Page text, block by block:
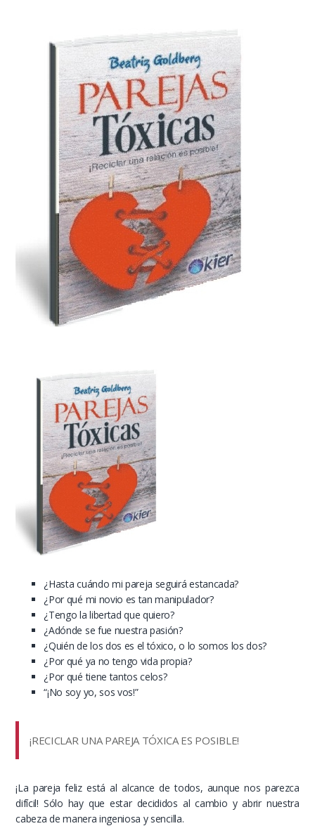
¿Hasta cuándo mi pareja seguirá estancada?
¿Por qué mi novio es tan manipulador?
¿Tengo la libertad que quiero?
¿Adónde se fue nuestra pasión?
¿Quién de los dos es el tóxico, o lo somos los dos?
¿Por qué ya no tengo vida propia?
¿Por qué tiene tantos celos?
“¡No soy yo, sos vos!”
¡RECICLAR UNA PAREJA TÓXICA ES POSIBLE!
¡La pareja feliz está al alcance de todos, aunque nos parezca
difícil! Sólo hay que estar decididos al cambio y abrir nuestra
cabeza de manera ingeniosa y sencilla.